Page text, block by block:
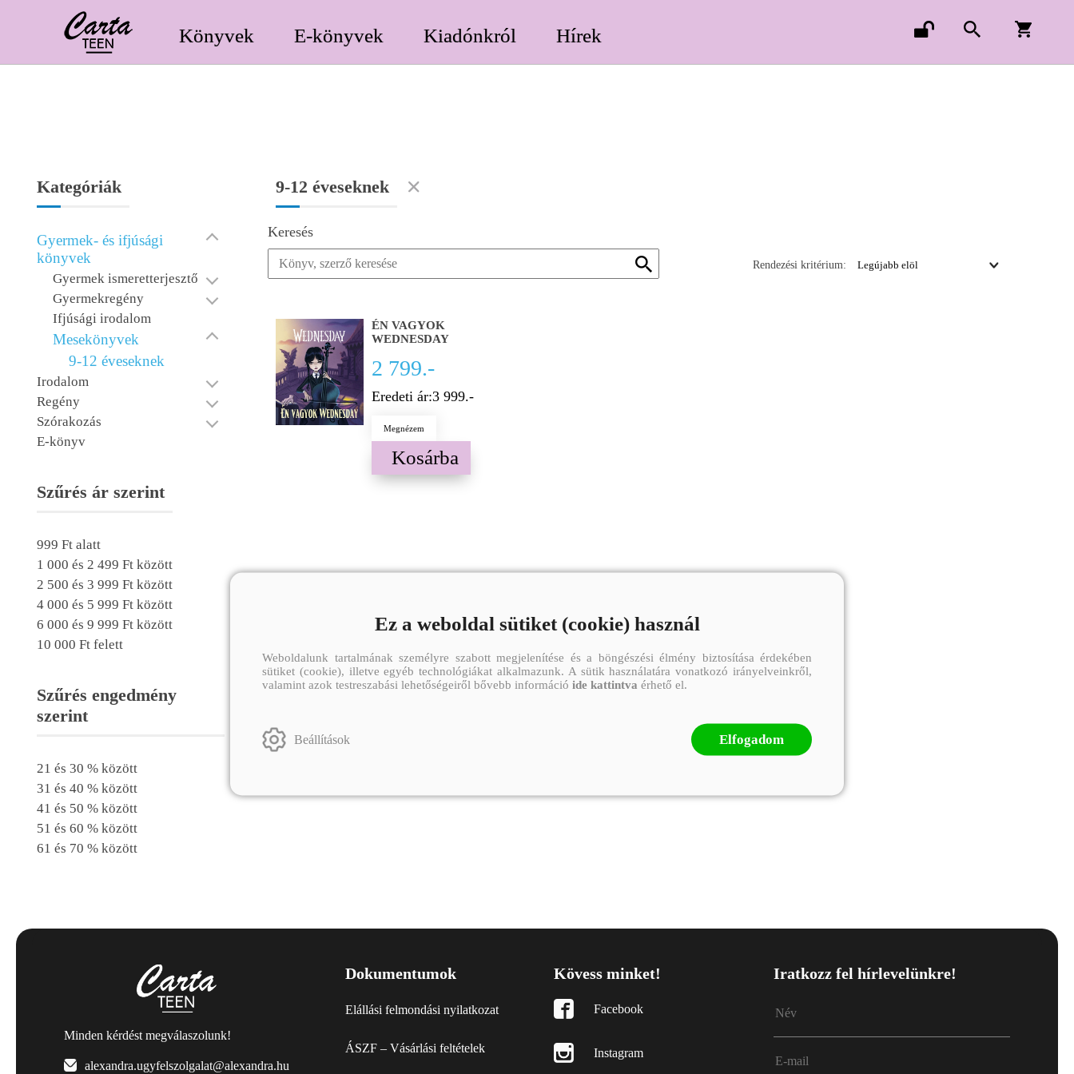
Könyvek E-könyvek Kiadónkról Hírek
Kategóriák
Gyermek- és ifjúsági
könyvek
Gyermek ismeretterjesztő
Gyermekregény
Ifjúsági irodalom
Mesekönyvek
9-12 éveseknek
Irodalom
Regény
Szórakozás
E-könyv
Szűrés ár szerint
999 Ft alatt
1 000 és 2 499 Ft között
2 500 és 3 999 Ft között
4 000 és 5 999 Ft között
6 000 és 9 999 Ft között
10 000 Ft felett
Szűrés engedmény
szerint
21 és 30 % között
31 és 40 % között
41 és 50 % között
51 és 60 % között
61 és 70 % között
9-12 éveseknek
Rendezési kritérium:
Keresés
ÉN VAGYOK
WEDNESDAY
2 799.-
Eredeti ár:3 999.-
Megnézem
Kosárba
Minden kérdést megválaszolunk!
alexandra.ugyfelszolgalat@alexandra.hu
Dokumentumok
Elállási felmondási nyilatkozat
ÁSZF – Vásárlási feltételek
Kövess minket!
Facebook
Instagram
Iratkozz fel hírlevelünkre!
Ez a weboldal sütiket (cookie) használ
Weboldalunk tartalmának személyre szabott megjelenítése és a böngészési élmény biztosítása érdekében
sütiket (cookie), illetve egyéb technológiákat alkalmazunk. A sütik használatára vonatkozó irányelveinkről,
valamint azok testreszabási lehetőségeiről bővebb információ ide kattintva érhető el.
Beállítások Elfogadom